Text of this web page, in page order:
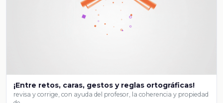
¡Entre retos, caras, gestos y reglas ortográficas!
revisa y corrige, con ayuda del profesor, la coherencia y propiedad